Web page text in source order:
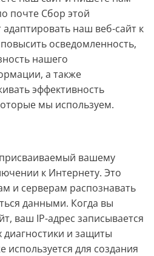
почте Сбор этой
наш веб-сайт к
осведомленность,
нашего
а также
эффективность
мы используем.
вашему
к Интернету. Это
и серверам распознавать
данными. Когда вы
ваш IP-адрес записывается
диагностики и защиты
используется для создания